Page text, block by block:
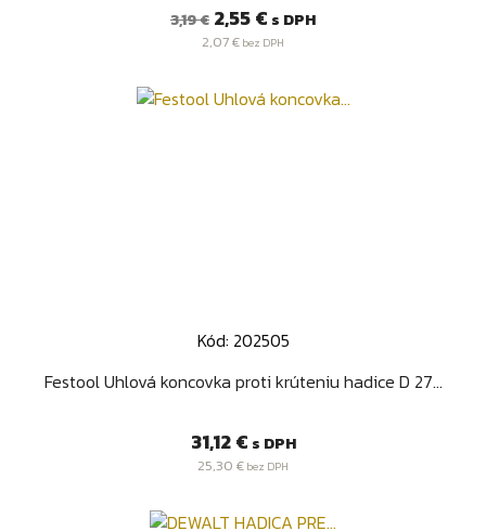
Bežná
cena
3,19 € Cena
2,55 € s DPH
2,07 € bez DPH
Kód: 202505
Festool Uhlová koncovka proti krúteniu hadice D 27...
Cena
31,12 € s DPH
25,30 € bez DPH